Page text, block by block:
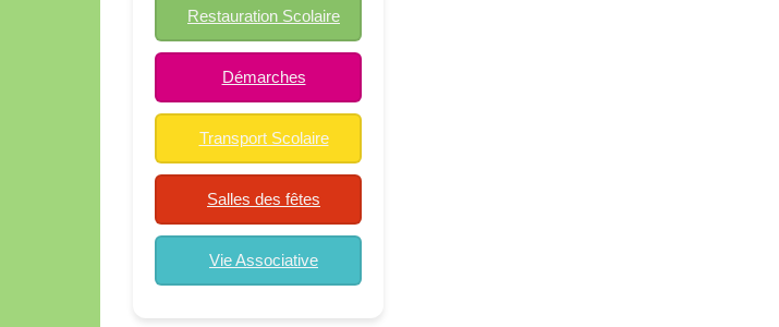
Restauration Scolaire
Démarches
Transport Scolaire
Salles des fêtes
Vie Associative